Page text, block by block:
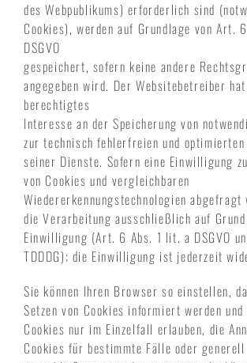
des Webpublikums) erforderlich sind
Cookies), werden auf Grundlage von Art.
DSGVO
gespeichert, sofern keine andere
angegeben wird. Der Websitebetreiber
berechtigtes
Interesse an der Speicherung von
zur technisch fehlerfreien und
seiner Dienste. Sofern eine Einwilligung
von Cookies und vergleichbaren
Wiedererkennungstechnologien
die Verarbeitung ausschließlich auf
Einwilligung (Art. 6 Abs. 1 lit. a DSGVO
TDDDG); die Einwilligung ist jederzeit
Sie können Ihren Browser so einstellen,
Setzen von Cookies informiert werden und
Cookies nur im Einzelfall erlauben, die
Cookies für bestimmte Fälle oder generell